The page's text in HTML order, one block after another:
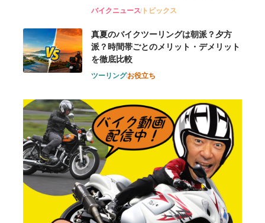
バイクニューストピックス
真夏のバイクツーリングは朝派？夕方
派？時間帯ごとのメリット・デメリット
を徹底比較
ツーリングお役立ち